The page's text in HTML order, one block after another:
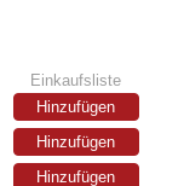
Einkaufsliste
Hinzufügen
Hinzufügen
Hinzufügen